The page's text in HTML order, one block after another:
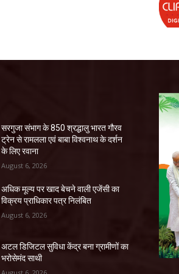
सरगुजा संभाग के 850 श्रद्धालु भारत गौरव
ट्रेन से रामलला एवं बाबा विश्वनाथ के दर्शन
के लिए रवाना
August 6, 2026
अधिक मूल्य पर खाद बेचने वाली एजेंसी का
विक्रय प्राधिकार पत्र निलंबित
August 6, 2026
अटल डिजिटल सुविधा केंद्र बना ग्रामीणों का
भरोसेमंद साथी